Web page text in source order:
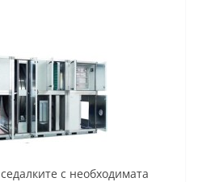
с необходимата